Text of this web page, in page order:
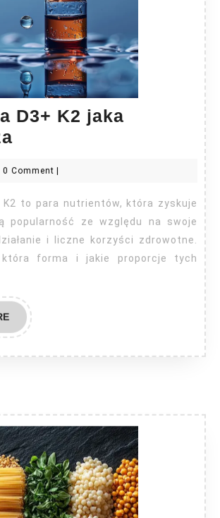
D3+ K2 jaka
K2
jaka
najlepsza
0 Comment |
popularność ze względu na swoje
i liczne korzyści zdrowotne.
która forma i jakie proporcje tych
READ
MORE